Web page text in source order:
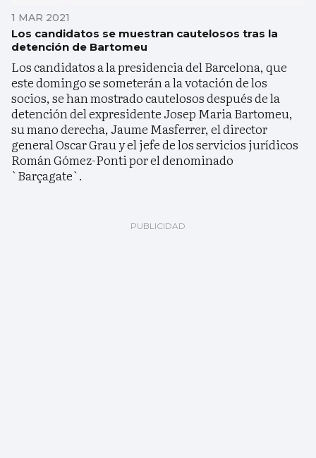
1 MAR 2021
Los candidatos se muestran cautelosos tras la
detención de Bartomeu
Los candidatos a la presidencia del Barcelona, que
este domingo se someterán a la votación de los
socios, se han mostrado cautelosos después de la
detención del expresidente Josep Maria Bartomeu,
su mano derecha, Jaume Masferrer, el director
general Oscar Grau y el jefe de los servicios jurídicos
Román Gómez-Ponti por el denominado
`Barçagate`.